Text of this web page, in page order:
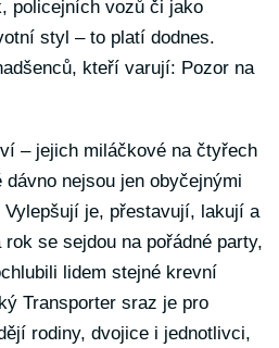
policejních vozů či jako
styl – to platí dodnes.
kteří varují: Pozor na
– jejich miláčkové na čtyřech
dávno nejsou jen obyčejnými
Vylepšují je, přestavují, lakují a
se sejdou na pořádné party,
lidem stejné krevní
Transporter sraz je pro
rodiny, dvojice i jednotlivci,